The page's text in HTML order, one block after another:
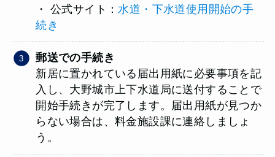
・ 公式サイト： 水道・下水道使用開始の手
続き
郵送での手続き
新居に置かれている届出用紙に必要事項を記
入し、大野城市上下水道局に送付することで
開始手続きが完了します。届出用紙が見つか
らない場合は、料金施設課に連絡しましょ
う。